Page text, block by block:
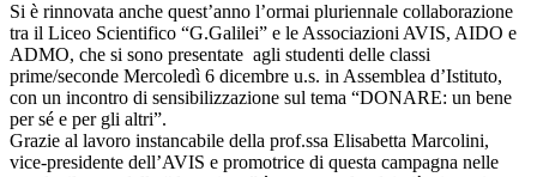
Si è rinnovata anche quest’anno l’ormai pluriennale collaborazione
tra il Liceo Scientifico “G.Galilei” e le Associazioni AVIS, AIDO e
ADMO, che si sono presentate agli studenti delle classi
prime/seconde Mercoledì 6 dicembre u.s. in Assemblea d’Istituto,
con un incontro di sensibilizzazione sul tema “DONARE: un bene
per sé e per gli altri”.
Grazie al lavoro instancabile della prof.ssa Elisabetta Marcolini,
vice-presidente dell’AVIS e promotrice di questa campagna nelle